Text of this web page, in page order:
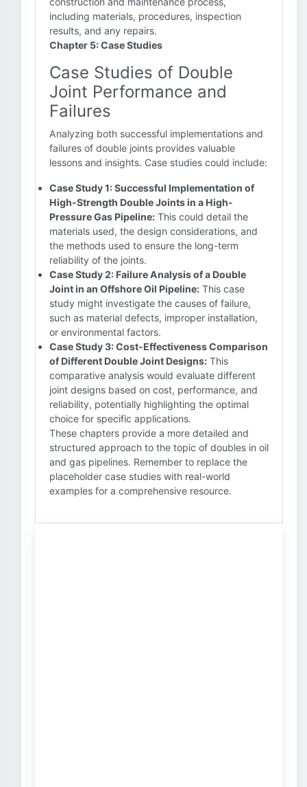
including materials, procedures, inspection
results, and any repairs.
Chapter 5: Case Studies
Case Studies of Double
Joint Performance and
Failures
Analyzing both successful implementations and
failures of double joints provides valuable
lessons and insights. Case studies could include:
Case Study 1: Successful Implementation of
High-Strength Double Joints in a High-
Pressure Gas Pipeline: This could detail the
materials used, the design considerations, and
the methods used to ensure the long-term
reliability of the joints.
Case Study 2: Failure Analysis of a Double
Joint in an Offshore Oil Pipeline: This case
study might investigate the causes of failure,
such as material defects, improper installation,
or environmental factors.
Case Study 3: Cost-Effectiveness Comparison
of Different Double Joint Designs: This
comparative analysis would evaluate different
joint designs based on cost, performance, and
reliability, potentially highlighting the optimal
choice for specific applications.
These chapters provide a more detailed and
structured approach to the topic of doubles in oil
and gas pipelines. Remember to replace the
placeholder case studies with real-world
examples for a comprehensive resource.